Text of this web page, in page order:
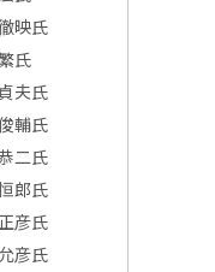
映氏
氏
夫氏
輔氏
二氏
郎氏
彦氏
彦氏